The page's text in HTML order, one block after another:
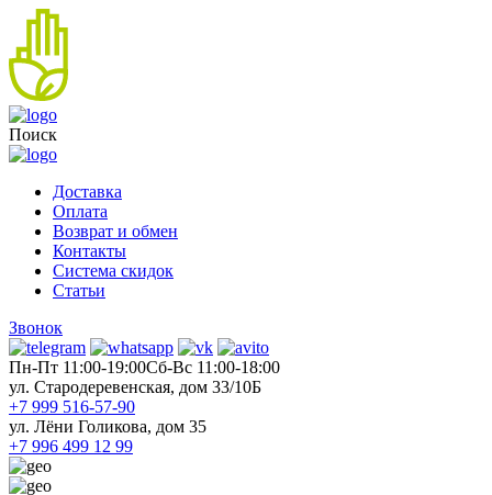
Поиск
Доставка
Оплата
Возврат и обмен
Контакты
Система скидок
Статьи
Звонок
Пн-Пт 11:00-19:00Cб-Вс 11:00-18:00
ул. Стародеревенская, дом 33/10Б
+7 999 516-57-90
ул. Лёни Голикова, дом 35
+7 996 499 12 99